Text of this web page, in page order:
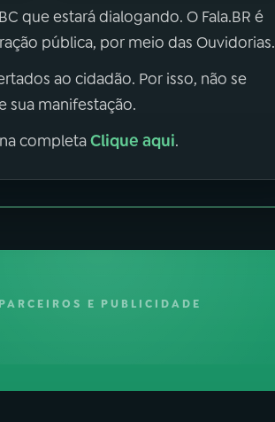
que estará dialogando. O Fala.BR é
pública, por meio das Ouvidorias.
ao cidadão. Por isso, não se
sua manifestação.
completaClique aqui.
PARCEIROS E PUBLICIDADE